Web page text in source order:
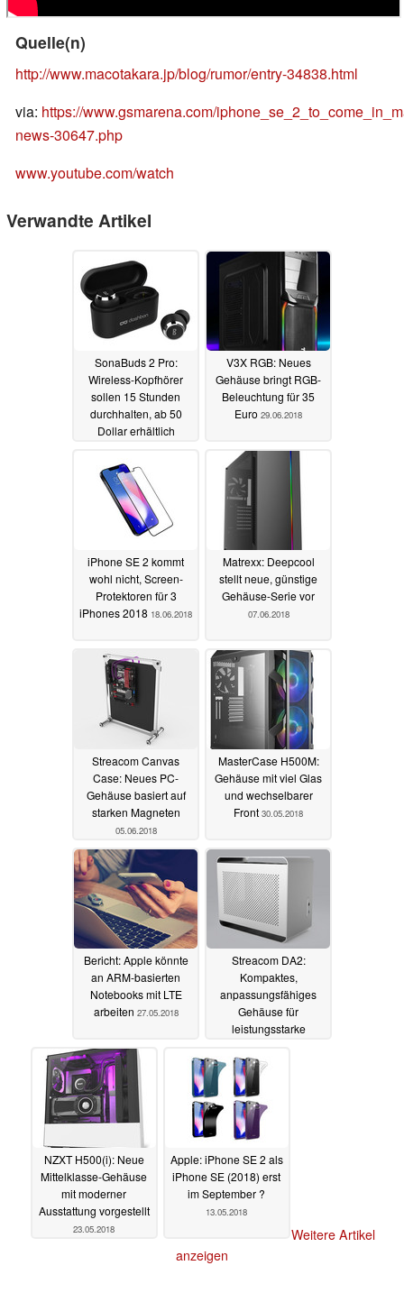
Quelle(n)
http://www.macotakara.jp/blog/rumor/entry-34838.html
via: https://www.gsmarena.com/
news-30647.php
www.youtube.com/watch
Verwandte Artikel
SonaBuds 2 Pro:
Wireless-Kopfhörer
sollen 15 Stunden
durchhalten, ab 50
Dollar erhältlich
V3X RGB: Neues
Gehäuse bringt RGB-
Beleuchtung für 35
Euro 29.06.2018
iPhone SE 2 kommt
wohl nicht, Screen-
Protektoren für 3
iPhones 2018 18.06.2018
Matrexx: Deepcool
stellt neue, günstige
Gehäuse-Serie vor
07.06.2018
Streacom Canvas
Case: Neues PC-
Gehäuse basiert auf
starken Magneten
05.06.2018
MasterCase H500M:
Gehäuse mit viel Glas
und wechselbarer
Front 30.05.2018
Bericht: Apple könnte
an ARM-basierten
Notebooks mit LTE
arbeiten 27.05.2018
Streacom DA2:
Kompaktes,
anpassungsfähiges
Gehäuse für
leistungsstarke
vorgestellt
NZXT H500(i): Neue
Mittelklasse-Gehäuse
mit moderner
Ausstattung vorgestellt
23.05.2018
Apple: iPhone SE 2 als
iPhone SE (2018) erst
im September ?
13.05.2018
Weitere Artikel
anzeigen